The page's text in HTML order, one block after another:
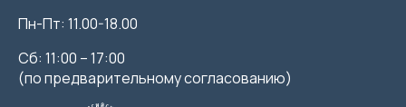
Пн-Пт: 11.00-18.00
Сб: 11:00 – 17:00
(по предварительному согласованию)